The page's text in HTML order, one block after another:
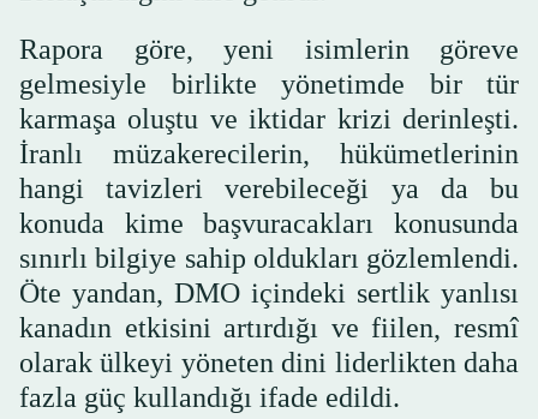
Rapora göre, yeni isimlerin göreve
gelmesiyle birlikte yönetimde bir tür
karmaşa oluştu ve iktidar krizi derinleşti.
İranlı müzakerecilerin, hükümetlerinin
hangi tavizleri verebileceği ya da bu
konuda kime başvuracakları konusunda
sınırlı bilgiye sahip oldukları gözlemlendi.
Öte yandan, DMO içindeki sertlik yanlısı
kanadın etkisini artırdığı ve fiilen, resmî
olarak ülkeyi yöneten dini liderlikten daha
fazla güç kullandığı ifade edildi.